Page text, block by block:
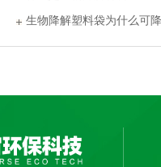
生物降解塑料袋为什么可